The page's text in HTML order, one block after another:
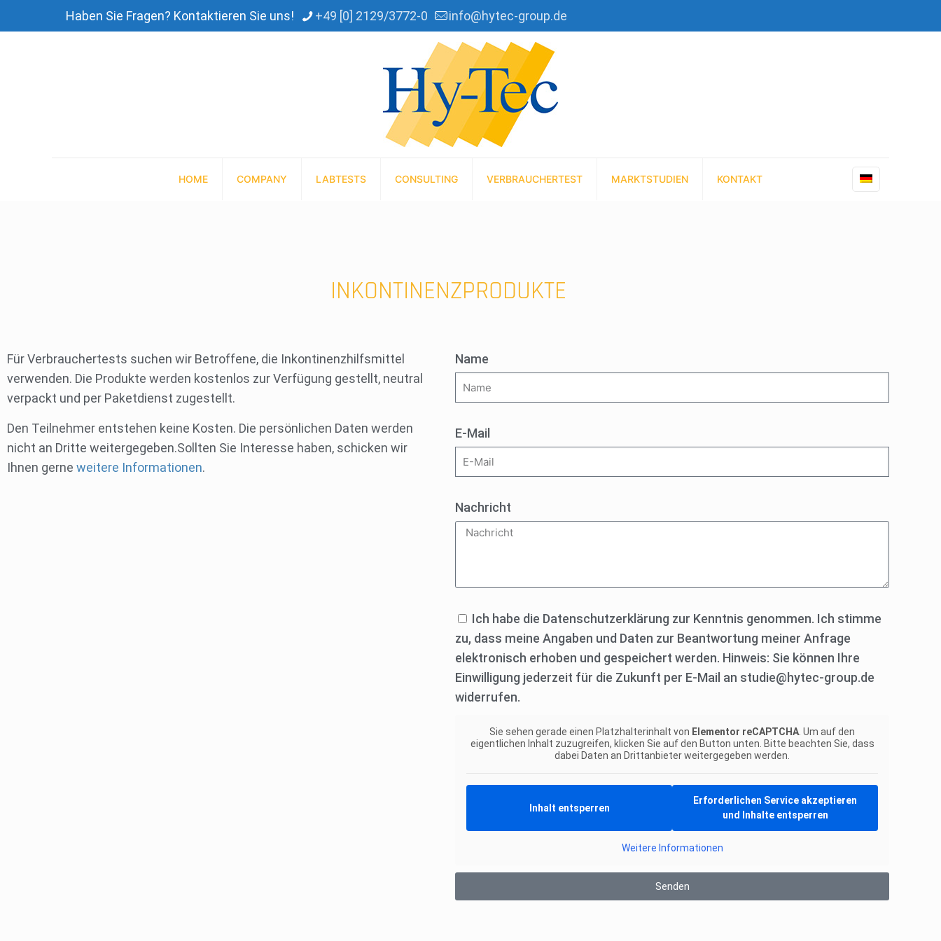
Haben Sie Fragen? Kontaktieren Sie uns! +49 [0] 2129/3772-0 info@hytec-group.de
HOME COMPANY LABTESTS CONSULTING VERBRAUCHERTEST MARKTSTUDIEN KONTAKT
INKONTINENZPRODUKTE
Für Verbrauchertests suchen wir Betroffene, die Inkontinenzhilfsmittel
verwenden. Die Produkte werden kostenlos zur Verfügung gestellt, neutral
verpackt und per Paketdienst zugestellt.
Den Teilnehmer entstehen keine Kosten. Die persönlichen Daten werden
nicht an Dritte weitergegeben.Sollten Sie Interesse haben, schicken wir
Ihnen gerne weitere Informationen.
Name
E-Mail
Nachricht
Ich habe die Datenschutzerklärung zur Kenntnis genommen. Ich stimme
zu, dass meine Angaben und Daten zur Beantwortung meiner Anfrage
elektronisch erhoben und gespeichert werden. Hinweis: Sie können Ihre
Einwilligung jederzeit für die Zukunft per E-Mail an studie@hytec-group.de
widerrufen.
Sie sehen gerade einen Platzhalterinhalt von Elementor reCAPTCHA . Um auf den
eigentlichen Inhalt zuzugreifen, klicken Sie auf den Button unten. Bitte beachten Sie, dass
dabei Daten an Drittanbieter weitergegeben werden.
Inhalt entsperren
Erforderlichen Service akzeptieren
und Inhalte entsperren
Weitere Informationen
Senden